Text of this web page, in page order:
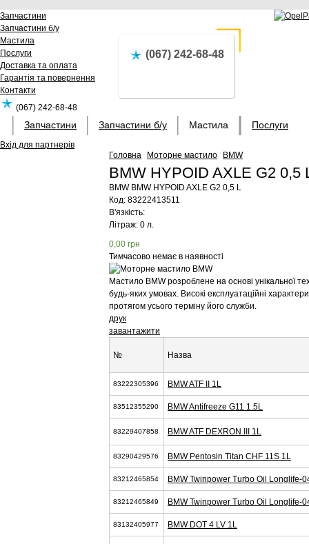
Запчастини
Запчастини б/у
Мастила
Послуги
Доставка та оплата
Гарантія та повернення
Контакти
(067) 242-68-48
Вхід для партнерів
(067) 242-68-48
Запчастини Запчастини б/у Мастила Послуги
Головна Моторне мастило BMW
BMW HYPOID AXLE G2
BMW BMW HYPOID AXLE G2 0,5 L
Код: 83222413511
В'язкість:
Літраж: 0 л.
0,00 грн
Тимчасово немає в наявності
Мастило BMW розроблене на основі унікальної
будь-яких умовах. Високі експлуатаційні
протягом усього терміну його служби.
друк
завантажити
№ Назва
83222305396 BMW ATF II 1L
83512355290 BMW Antifreeze G11 1.5L
83229407858 BMW ATF DEXRON III 1L
83290429576 BMW Pentosin Titan CHF 11S 1L
83212465854 BMW Twinpower Turbo Oil Longlife-
83212465849 BMW Twinpower Turbo Oil Longlife-
83132405977 BMW DOT 4 LV 1L